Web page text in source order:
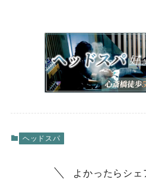
ヘッドスパ
よかったらシェ